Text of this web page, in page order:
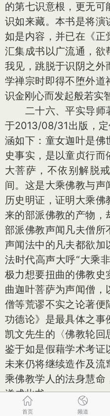
的第七识意根，更无可
识如来藏。本书是将演
如是内容，并已在《正
汇集成书以广流通，欲
我见，跳脱于识阴之外
学禅宗时即得不堕外道
识金刚心而发起般若实
二十六、平实导师
于2013/08/31出版，
涵如下：童女迦叶是佛
史事实，是以童贞行
大菩萨，不依别解脱
间。这是大乘佛教与声
历史明证，证明大乘佛
来的部派佛教的产物，
部派佛教声闻凡夫僧所
声闻法中的凡夫都欲加
法时代高声大呼“大乘
极力想要扭曲的佛教史
曲迦叶菩萨为声闻僧，
僧等荒谬不实之论著便
功德论》是最具体之事
凯文先生的〈佛教轮回
鉴于如是假藉学术考证
未来仍将继续造作及流
乘佛教学人的法身慧命
遂成此书。
二十七、平实导师讲
首页 频道